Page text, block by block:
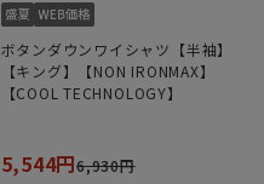
ボタンダウンワイシャツ【半袖】
【キング】【NON IRONMAX】
【COOL TECHNOLOGY】
5,544円6,930円